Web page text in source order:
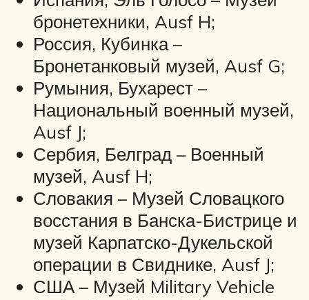
бронетехники, Ausf H;
Россия, Кубинка –
Бронетанковый музей, Ausf G;
Румыния, Бухарест –
Национальный военный музей,
Ausf J;
Сербия, Белград – Военный
музей, Ausf H;
Словакия – Музей Словацкого
восстания в Банска-Бистрице и
музей Карпатско-Дукельской
операции в Свиднике, Ausf J;
США – Музей Military Vehicle